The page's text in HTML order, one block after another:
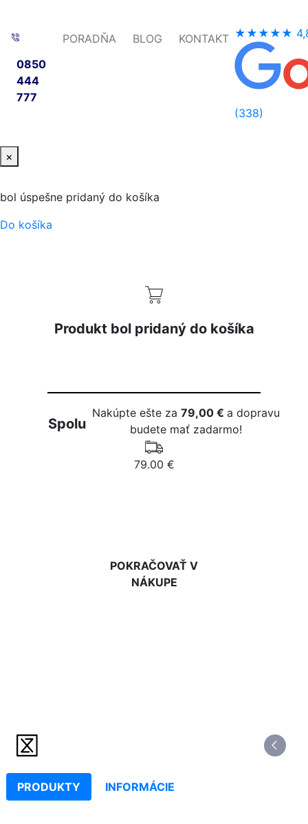
0850
444
777
PORADŇA BLOG KONTAKT ★★★★★
(338)
×
bol úspešne pridaný do košíka
Do košíka
Produkt bol pridaný do košíka
Spolu
Nakúpte ešte za79,00 €a dopravu
budete mať zadarmo!
79.00 €
POKRAČOVAŤ V
NÁKUPE
PRODUKTY INFORMÁCIE